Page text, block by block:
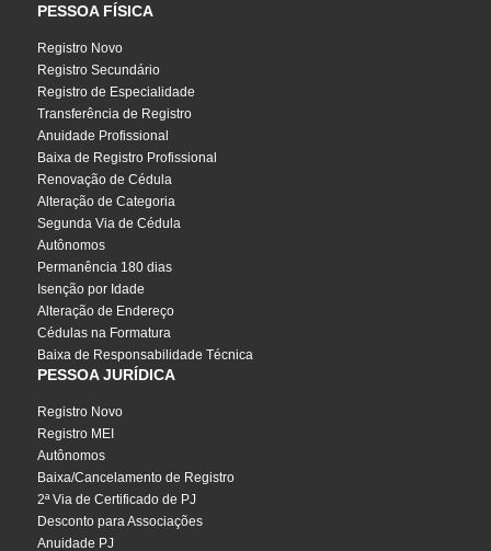
PESSOA FÍSICA
Registro Novo
Registro Secundário
Registro de Especialidade
Transferência de Registro
Anuidade Profissional
Baixa de Registro Profissional
Renovação de Cédula
Alteração de Categoria
Segunda Via de Cédula
Autônomos
Permanência 180 dias
Isenção por Idade
Alteração de Endereço
Cédulas na Formatura
Baixa de Responsabilidade Técnica
PESSOA JURÍDICA
Registro Novo
Registro MEI
Autônomos
Baixa/Cancelamento de Registro
2ª Via de Certificado de PJ
Desconto para Associações
Anuidade PJ